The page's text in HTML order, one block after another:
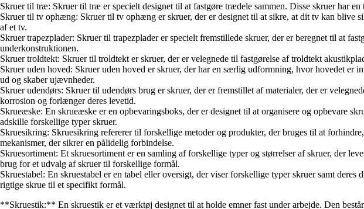
Skruer til træ: Skruer til træ er specielt designet til at fastgøre trædele sammen. Disse skruer har
Skruer til tv ophæng: Skruer til tv ophæng er skruer, der er designet til at sikre, at dit tv kan
af et tv.
Skruer trapezplader: Skruer til trapezplader er specielt fremstillede skruer, der er beregnet til at
underkonstruktionen.
Skruer troldtekt: Skruer til troldtekt er skruer, der er velegnede til fastgørelse af troldtekt
Skruer uden hoved: Skruer uden hoved er skruer, der har en særlig udformning, hvor hovedet
ud og skaber ujævnheder.
Skruer udendørs: Skruer til udendørs brug er skruer, der er fremstillet af materialer, der er
korrosion og forlænger deres levetid.
Skrueæske: En skrueæske er en opbevaringsboks, der er designet til at organisere og opbevare
adskille forskellige typer skruer.
Skruesikring: Skruesikring refererer til forskellige metoder og produkter, der bruges til at
mekanismer, der sikrer en pålidelig forbindelse.
Skruesortiment: Et skruesortiment er en samling af forskellige typer og størrelser af skruer, der
brug for et udvalg af skruer til forskellige formål.
Skruestabel: En skruestabel er en tabel eller oversigt, der viser forskellige typer skruer samt
rigtige skrue til et specifikt formål.
**Skruestik:** En skruestik er et værktøj designet til at holde emner fast under arbejde. Den